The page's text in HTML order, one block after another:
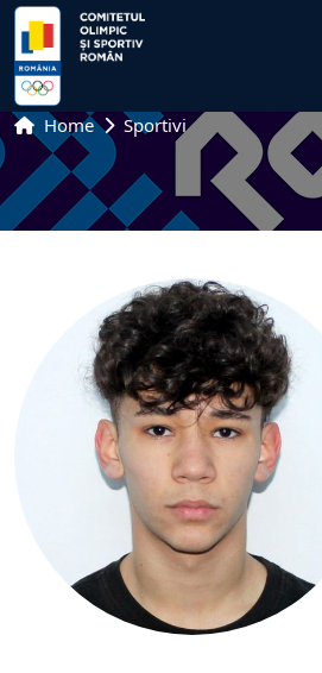
Home Sportivi